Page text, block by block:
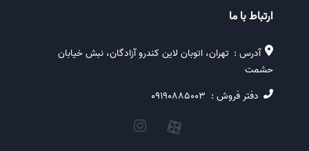
ارتباط با ما
آدرس : تهران، اتوبان لاین کندرو آزادگان، نبش خیابان
حشمت
دفتر فروش : 09190885003